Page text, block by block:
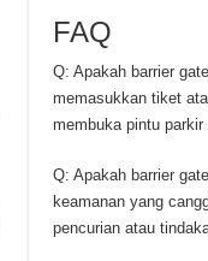
FAQ
Q: Apakah barrier
memasukkan tiket
membuka pintu parkir
Q: Apakah barrier
keamanan yang
pencurian atau